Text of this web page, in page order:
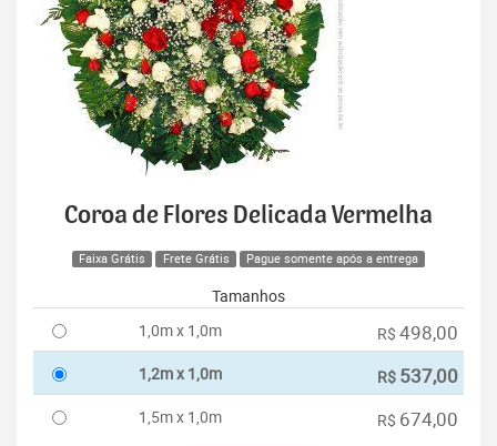
Coroa de Flores Delicada Vermelha
Faixa Grátis Frete Grátis Pague somente após a entrega
Tamanhos
1,0m x 1,0m
R$ 498,00
1,2m x 1,0m R$ 537,00
1,5m x 1,0m R$ 674,00